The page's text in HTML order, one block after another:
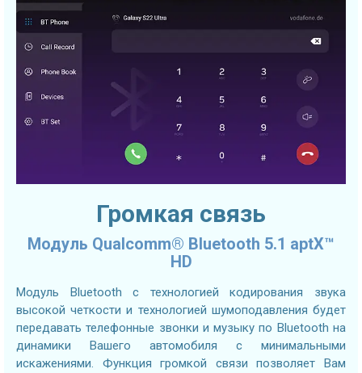
Громкая связь
Модуль Qualcomm® Bluetooth 5.1 aptX™
HD
Модуль Bluetooth с технологией кодирования звука
высокой четкости и технологией шумоподавления будет
передавать телефонные звонки и музыку по Bluetooth на
динамики Вашего автомобиля с минимальными
искажениями. Функция громкой связи позволяет Вам